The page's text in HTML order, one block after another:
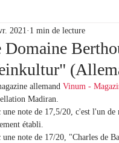
Vins Armagnacs
Evénements Réseaux
Domaine
2021 1 min de lecture
allemand Vinum -
Madiran.
une note de 17,5/20, c'est l'un
établi.
une note de 17/20, "Charles de